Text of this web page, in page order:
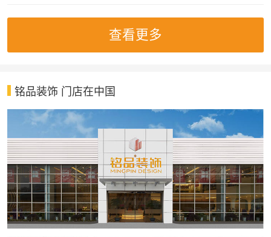
查看更多
铭品装饰 门店在中国